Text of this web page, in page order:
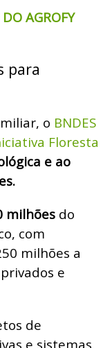
AGROFY
para
o BNDES
Floresta
e ao
milhões do
com
milhões a
e
de
e sistemas